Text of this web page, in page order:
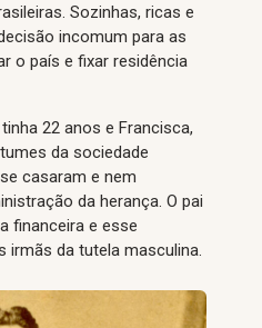
Sozinhas, ricas e
incomum para as
o país e fixar residência
22 anos e Francisca,
da sociedade
casaram e nem
da herança. O pai
financeira e esse
da tutela masculina.